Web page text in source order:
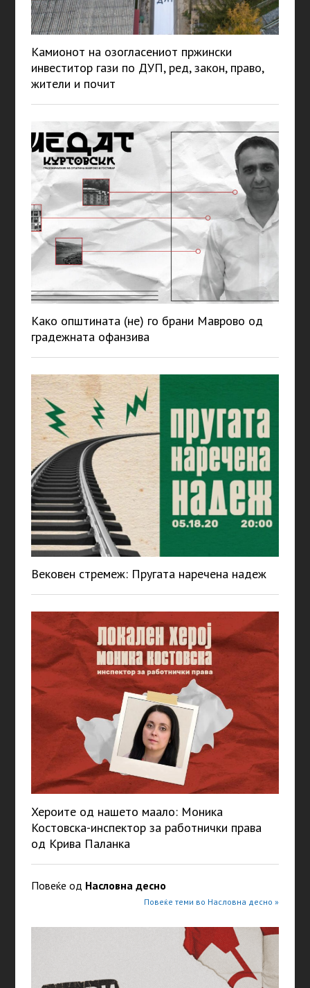
Камионот на озогласениот пржински
инвеститор гази по ДУП, ред, закон, право,
жители и почит
Како општината (не) го брани Маврово од
градежната офанзива
Вековен стремеж: Пругата наречена надеж
Хероите од нашето маало: Моника
Костовска-инспектор за работнички права
од Крива Паланка
Повеќе од Насловна десно
Повеќе теми во Насловна десно »